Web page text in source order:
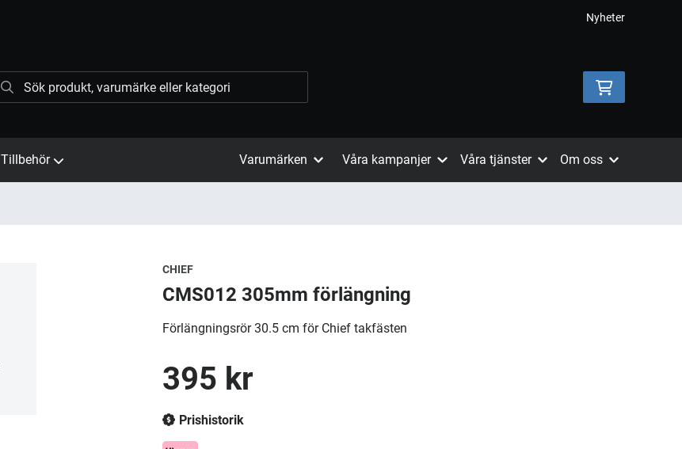
Nyheter
Tillbehör Varumärken Våra kampanjer Våra tjänster Om oss
CHIEF
CMS012 305mm förlängning
Förlängningsrör 30.5 cm för Chief takfästen
395 kr
Prishistorik